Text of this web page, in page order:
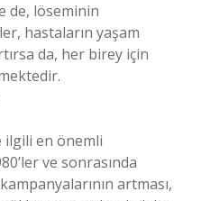
de, löseminin
hastaların yaşam
da, her birey için
ilgili en önemli
ve sonrasında
artması,